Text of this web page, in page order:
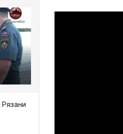
Рязани